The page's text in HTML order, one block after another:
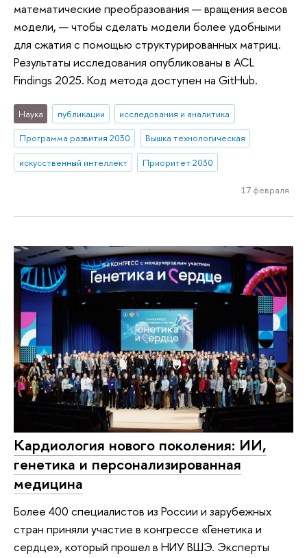
математические преобразования — вращения весов
модели, — чтобы сделать модели более удобными
для сжатия с помощью структурированных матриц.
Результаты исследования опубликованы в ACL
Findings 2025. Код метода доступен на GitHub.
Наука публикации
исследования и аналитика
Программа развития 2030
Вышка технологическая
искусственный интеллект
Приоритет 2030
17 февраля
Кардиология нового поколения: ИИ,
генетика и персонализированная
медицина
Более 400 специалистов из России и зарубежных
стран приняли участие в конгрессе «Генетика и
сердце», который прошел в НИУ ВШЭ. Эксперты